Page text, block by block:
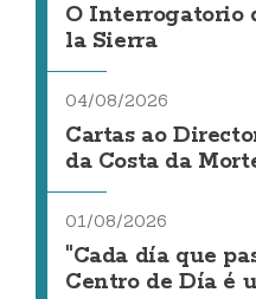
O Interrogatorio
la Sierra
04/08/2026
Cartas ao
da Costa da
01/08/2026
"Cada día que
Centro de Día é